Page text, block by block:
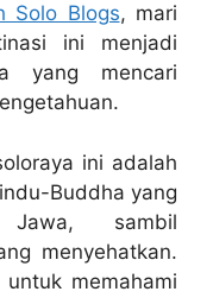
Solo Blogs, mari
ini menjadi
yang mencari
ini adalah
Buddha yang
Jawa, sambil
menyehatkan.
memahami